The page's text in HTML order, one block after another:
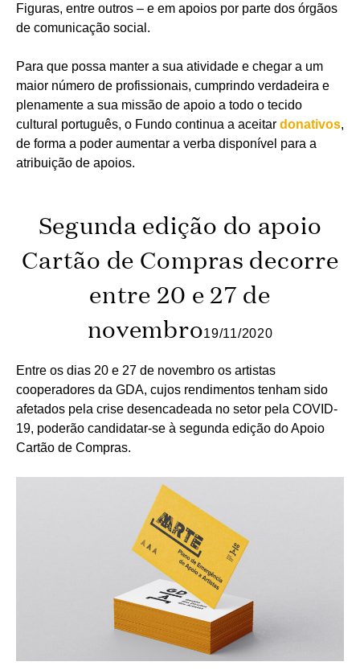
Figuras, entre outros – e em apoios por parte dos órgãos
de comunicação social.
Para que possa manter a sua atividade e chegar a um
maior número de profissionais, cumprindo verdadeira e
plenamente a sua missão de apoio a todo o tecido
cultural português, o Fundo continua a aceitar donativos,
de forma a poder aumentar a verba disponível para a
atribuição de apoios.
Segunda edição do apoio
Cartão de Compras decorre
entre 20 e 27 de
novembro19/11/2020
Entre os dias 20 e 27 de novembro os artistas
cooperadores da GDA, cujos rendimentos tenham sido
afetados pela crise desencadeada no setor pela COVID-
19, poderão candidatar-se à segunda edição do Apoio
Cartão de Compras.